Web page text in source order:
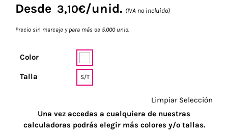
Desde 3,10€/unid. (IVA no incluido)
Precio sin marcaje y para más de 5.000 unid.
Color
Talla S/T
Limpiar Selección
Una vez accedas a cualquiera de nuestras
calculadoras podrás elegir más colores y/o tallas.